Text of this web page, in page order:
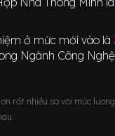
ở mức mới vào là
Ngành Công
rất nhiều so với mức